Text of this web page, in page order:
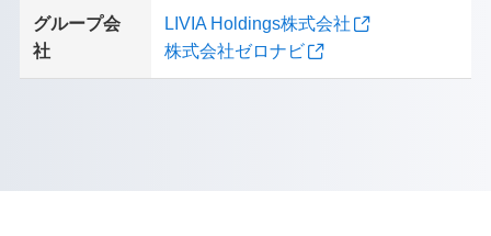
グループ会
社
LIVIA Holdings株式会社
株式会社ゼロナビ